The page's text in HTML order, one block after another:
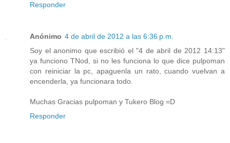
Responder
Anónimo 4 de abril de 2012 a las 6:36 p.m.
Soy el anonimo que escribió el "4 de abril de 2012 14:13"
ya funciono TNod, si no les funciona lo que dice pulpoman
con reiniciar la pc, apaguenla un rato, cuando vuelvan a
encenderla, ya funcionara todo.
Muchas Gracias pulpoman y Tukero Blog =D
Responder